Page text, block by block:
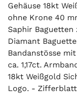
Gehäuse 18kt
ohne Krone 40
Saphir
Diamant
Bandanstösse
ca. 1,17ct.
18kt Weißgold
Logo. -